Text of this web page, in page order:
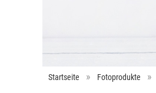
Startseite Fotoprodukte